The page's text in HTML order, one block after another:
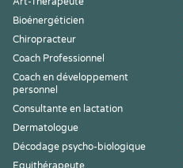
Bioénergéticien
Chiropracteur
Coach Professionnel
Coach en développement
personnel
Consultante en lactation
Dermatologue
Décodage psycho-biologique
Equithérapeute